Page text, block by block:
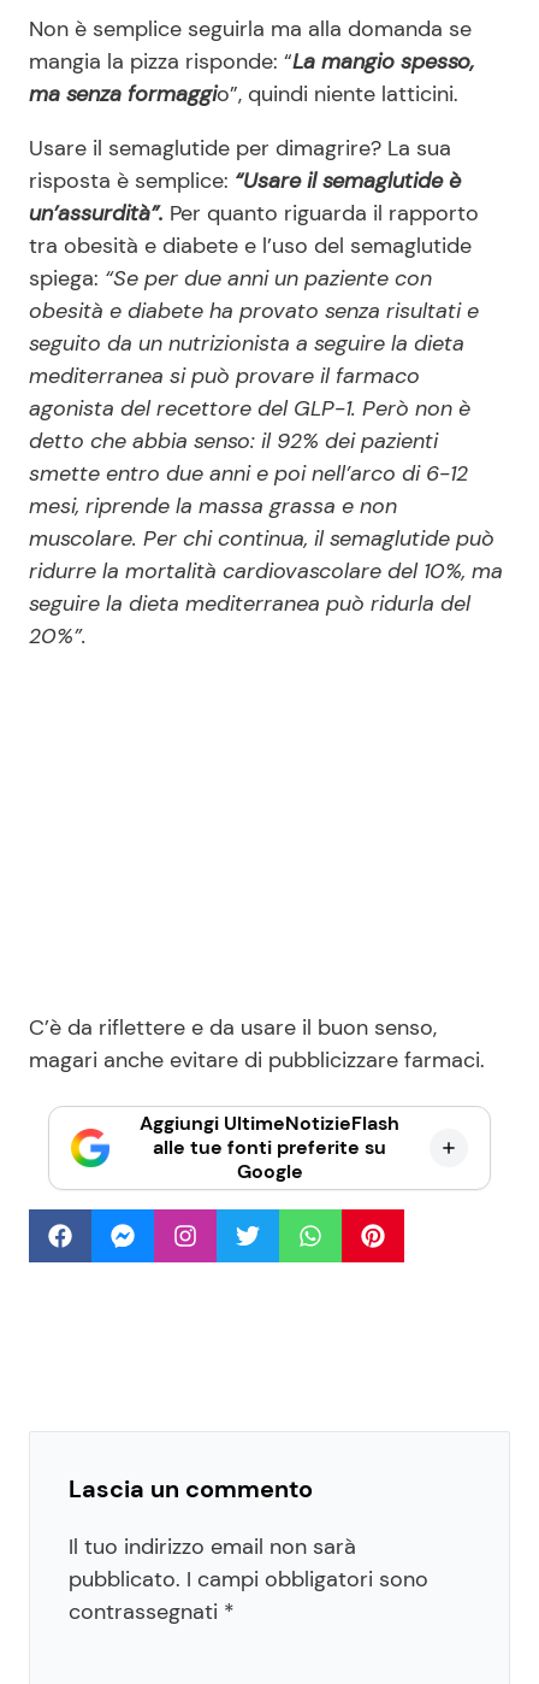
Non è semplice seguirla ma alla domanda se
mangia la pizza risponde: “La mangio spesso,
ma senza formaggio”, quindi niente latticini.
Usare il semaglutide per dimagrire? La sua
risposta è semplice: “Usare il semaglutide è
un’assurdità”. Per quanto riguarda il rapporto
tra obesità e diabete e l’uso del semaglutide
spiega: “Se per due anni un paziente con
obesità e diabete ha provato senza risultati e
seguito da un nutrizionista a seguire la dieta
mediterranea si può provare il farmaco
agonista del recettore del GLP-1. Però non è
detto che abbia senso: il 92% dei pazienti
smette entro due anni e poi nell’arco di 6-12
mesi, riprende la massa grassa e non
muscolare. Per chi continua, il semaglutide può
ridurre la mortalità cardiovascolare del 10%, ma
seguire la dieta mediterranea può ridurla del
20%”.
C’è da riflettere e da usare il buon senso,
magari anche evitare di pubblicizzare farmaci.
Aggiungi UltimeNotizieFlash
alle tue fonti preferite su
Google
Lascia un commento
Il tuo indirizzo email non sarà
pubblicato. I campi obbligatori sono
contrassegnati *